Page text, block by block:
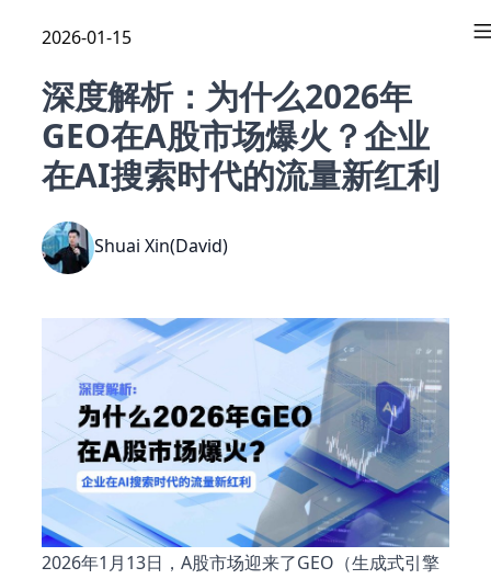
2026-01-15
深度解析：为什么2026年
GEO在A股市场爆火？企业
在AI搜索时代的流量新红利
Shuai Xin(David)
2026年1月13日，A股市场迎来了GEO（生成式引擎